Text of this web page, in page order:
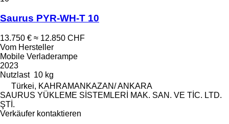
Saurus PYR-WH-T 10
13.750 € ≈ 12.850 CHF
Vom Hersteller
Mobile Verladerampe
2023
Nutzlast 10 kg
Türkei, KAHRAMANKAZAN/ ANKARA
SAURUS YÜKLEME SİSTEMLERİ MAK. SAN. VE TİC. LTD.
ŞTİ.
Verkäufer kontaktieren